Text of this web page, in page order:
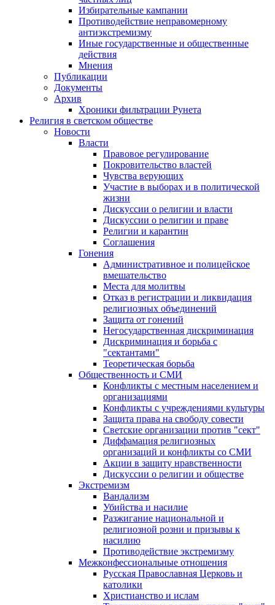
Избирательные кампании
Противодействие неправомерному
антиэкстремизму
Иные государственные и общественные
действия
Мнения
Публикации
Документы
Архив
Хроники фильтрации Рунета
Религия в светском обществе
Новости
Власти
Правовое регулирование
Покровительство властей
Чувства верующих
Участие в выборах и в политической
жизни
Дискуссии о религии и власти
Дискуссии о религии и праве
Религии и карантин
Соглашения
Гонения
Административное и полицейское
вмешательство
Места для молитвы
Отказ в регистрации и ликвидация
религиозных объединений
Защита от гонений
Негосударственная дискриминация
Дискриминация и борьба с
"сектантами"
Теоретическая борьба
Общественность и СМИ
Конфликты с местным населением и
организациями
Конфликты с учреждениями культуры
Защита права на свободу совести
Светские организации против "сект"
Диффамация религиозных
организаций и конфликты со СМИ
Акции в защиту нравственности
Дискуссии о религии и обществе
Экстремизм
Вандализм
Убийства и насилие
Разжигание национальной и
религиозной розни и призывы к
насилию
Противодействие экстремизму
Межконфессиональные отношения
Русская Православная Церковь и
католики
Христианство и ислам